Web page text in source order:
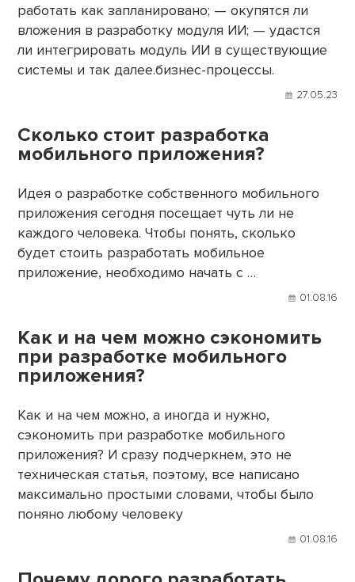
работать как запланировано; — окупятся ли
вложения в разработку модуля ИИ; — удастся
ли интегрировать модуль ИИ в существующие
системы и так далее.бизнес-процессы.
27.05.23
Сколько стоит разработка
мобильного приложения?
Идея о разработке собственного мобильного
приложения сегодня посещает чуть ли не
каждого человека. Чтобы понять, сколько
будет стоить разработать мобильное
приложение, необходимо начать с …
01.08.16
Как и на чем можно сэкономить
при разработке мобильного
приложения?
Как и на чем можно, а иногда и нужно,
сэкономить при разработке мобильного
приложения? И сразу подчеркнем, это не
техническая статья, поэтому, все написано
максимально простыми словами, чтобы было
поняно любому человеку
01.08.16